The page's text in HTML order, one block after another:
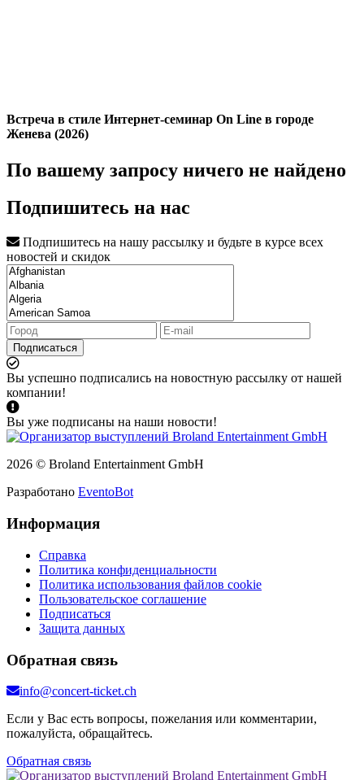
Встреча в стиле Интернет-семинар On Line в городе
Женева (2026)
По вашему запросу ничего не найдено
Подпишитесь на нас
Подпишитесь на нашу рассылку и будьте в курсе всех
новостей и скидок
Подписаться
Вы успешно подписались на новостную рассылку от нашей
компании!
Вы уже подписаны на наши новости!
2026 © Broland Entertainment GmbH
Разработано EventoBot
Информация
Справка
Политика конфиденциальности
Политика использования файлов cookie
Пользовательское соглашение
Подписаться
Защита данных
Обратная связь
info@concert-ticket.ch
Если у Вас есть вопросы, пожелания или комментарии,
пожалуйста, обращайтесь.
Обратная связь